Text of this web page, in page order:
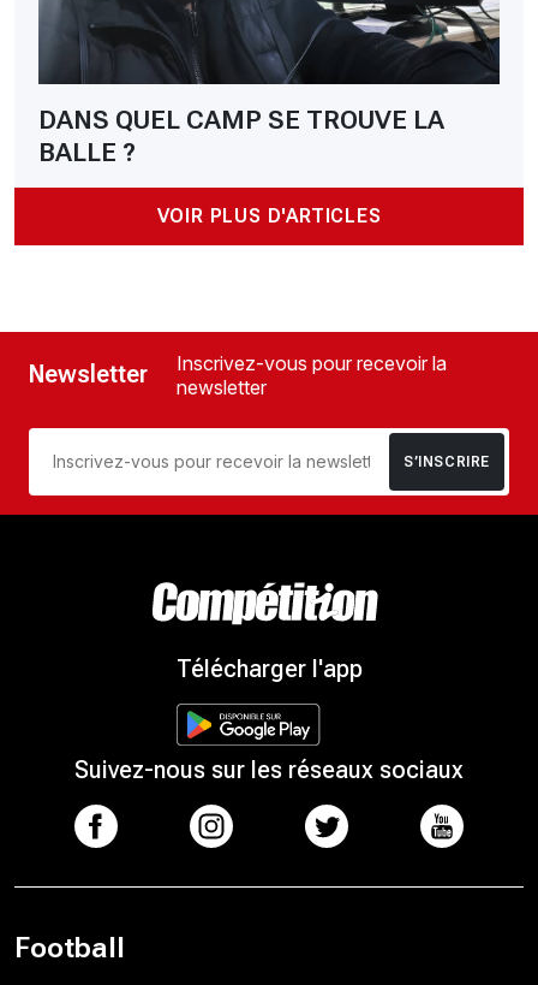
DANS QUEL CAMP SE TROUVE LA
BALLE ?
VOIR PLUS D'ARTICLES
Newsletter
Inscrivez-vous pour recevoir la
newsletter
S’INSCRIRE
Télécharger l'app
Suivez-nous sur les réseaux sociaux
Football